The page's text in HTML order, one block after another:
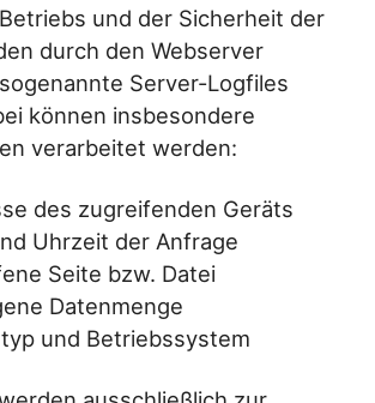
und der Sicherheit der
durch den Webserver
Server-Logfiles
können insbesondere
verarbeitet werden:
des zugreifenden Geräts
Uhrzeit der Anfrage
Seite bzw. Datei
Datenmenge
und Betriebssystem